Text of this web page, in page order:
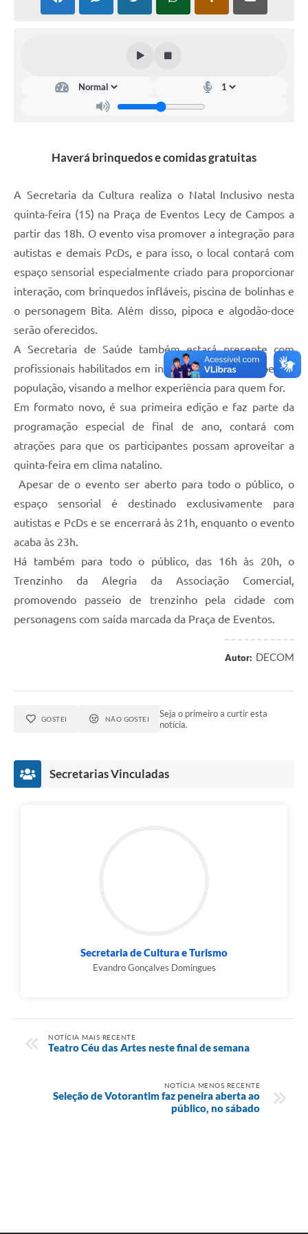
COVID - 19
Jornal (Edições anteriores)
Uso de Internet e Recursos de Informática
Arquivos para Download
Guarda Civil Municipal (GCM)
Arborização urbana
Lei de Acesso à Informação
Galeria de Vídeos
Legislação
IPTU Selo Verde
Contato
Haverá brinquedos e comidas gratuitas
A Secretaria da Cultura realiza o Natal Inclusivo nesta
quinta-feira (15) na Praça de Eventos Lecy de Campos a
partir das 18h. O evento visa promover a integração para
autistas e demais PcDs, e para isso, o local contará com
espaço sensorial especialmente criado para proporcionar
interação, com brinquedos infláveis, piscina de bolinhas e
o personagem Bita. Além disso, pipoca e algodão-doce
serão oferecidos.
A Secretaria de Saúde também estará presente com
profissionais habilitados em inclusão para orientações da
população, visando a melhor experiência para quem for.
Em formato novo, é sua primeira edição e faz parte da
programação especial de final de ano, contará com
atrações para que os participantes possam aproveitar a
quinta-feira em clima natalino.
Apesar de o evento ser aberto para todo o público, o
espaço sensorial é destinado exclusivamente para
autistas e PcDs e se encerrará às 21h, enquanto o evento
acaba às 23h.
Há também para todo o público, das 16h às 20h, o
Trenzinho da Alegria da Associação Comercial,
promovendo passeio de trenzinho pela cidade com
personagens com saída marcada da Praça de Eventos.
Autor: DECOM
GOSTEI NÃO GOSTEI
Seja o primeiro a curtir esta
notícia.
Secretarias Vinculadas
Secretaria de Cultura e Turismo
Evandro Gonçalves Domingues
NOTÍCIA MAIS RECENTE
Teatro Céu das Artes neste final de semana
NOTÍCIA MENOS RECENTE
Seleção de Votorantim faz peneira aberta ao
público, no sábado